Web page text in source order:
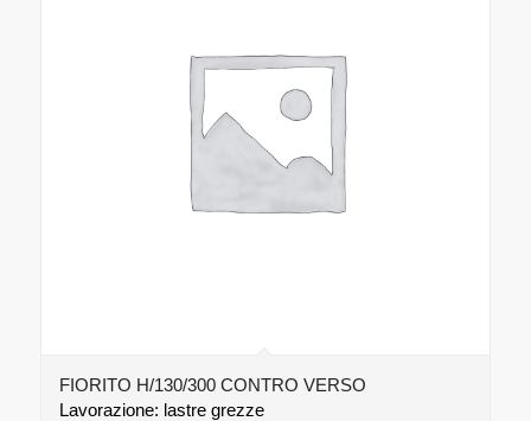
FIORITO H/130/300 CONTRO VERSO
Lavorazione: lastre grezze